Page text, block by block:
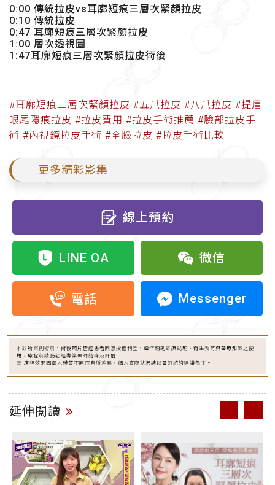
0:00 傳統拉皮vs耳廓短痕三層次緊顏拉皮
0:10 傳統拉皮
0:47 耳廓短痕三層次緊顏拉皮
1:00 層次透視圖
1:47耳廓短痕三層次緊顏拉皮術後
#耳廓短痕三層次緊顏拉皮 #五爪拉皮 #八爪拉皮 #提眉
眼尾隱痕拉皮 #拉皮費用 #拉皮手術推薦 #臉部拉皮手
術 #內視鏡拉皮手術 #全臉拉皮 #拉皮手術比較
更多精彩影集
線上預約
LINE OA 微信
電話 Messenger
本診所案例術前、術後照片皆經患者同意授權刊登，僅作輔助診療說明、衛生教育與醫療知識之使
用，療程前請務必經專業醫師諮詢及評估
※ 療程效果因個人體質不同而有所差異，個人實際狀況請以醫師諮詢建議為主。
延伸閱讀